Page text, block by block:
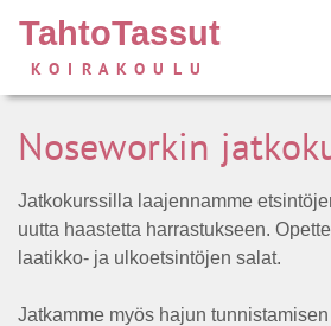
TahtoTassut
KOIRAKOULU
Noseworkin
Jatkokurssilla laajennamme
uutta haastetta harrastukseen.
laatikko- ja ulkoetsintöjen salat.
Jatkamme myös hajun